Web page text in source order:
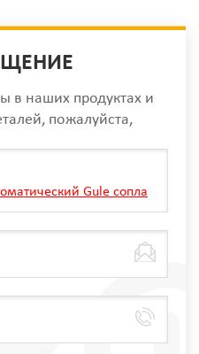
в наших продуктах и
пожалуйста,
Gule сопла